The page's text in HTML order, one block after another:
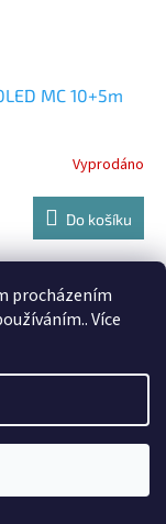
procházením
Více
MC 10+5m
Vyprodáno
Do košíku
Kód:RXL289